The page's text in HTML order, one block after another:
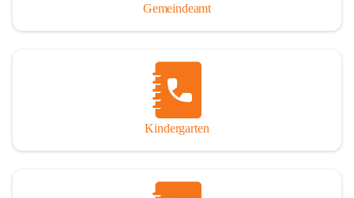
Gemeindeamt
Kindergarten